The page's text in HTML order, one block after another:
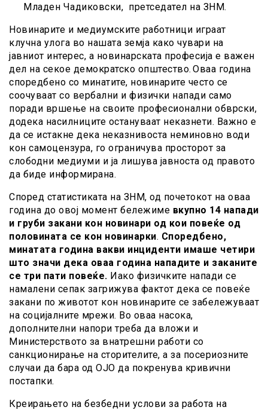
Младен Чадиковски, претседател на ЗНМ.
Новинарите и медиумските работници играат
клучна улога во нашата земја како чувари на
јавниот интерес, а новинарската професија е важен
дел на секое демократско општество. Оваа година
споредбено со минатите, новинарите често се
соочуваат со вербални и физички напади само
поради вршење на своите професионални обврски,
додека насилниците остануваат неказнети. Важно е
да се истакне дека неказнивоста неминовно води
кон самоцензура, го ограничува просторот за
слободни медиуми и ја лишува јавноста од правото
да биде информирана.
Според статистиката на ЗНМ, од почетокот на оваа
година до овој момент бележиме вкупно 14 напади
и груби закани кон новинари од кои повеќе од
половината се кон новинарки. Споредбено,
минатата година вакви инциденти имаше четири
што значи дека оваа година нападите и заканите
се три пати повеќе. Иако физичките напади се
намалени сепак загрижува фактот дека се повеќе
закани по животот кон новинарите се забележуваат
на социјалните мрежи. Во оваа насока,
дополнителни напори треба да вложи и
Министерството за внатрешни работи со
санкционирање на сторителите, а за посериозните
случаи да бара од ОЈО да покренува кривични
постапки.
Креирањето на безбедни услови за работа на